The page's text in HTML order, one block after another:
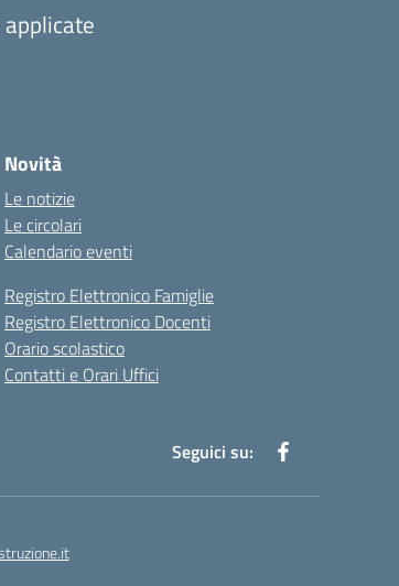
Novità
Le notizie
Le circolari
Calendario eventi
Registro Elettronico Famiglie
Registro Elettronico Docenti
Orario scolastico
Contatti e Orari Uffici
Seguici su: